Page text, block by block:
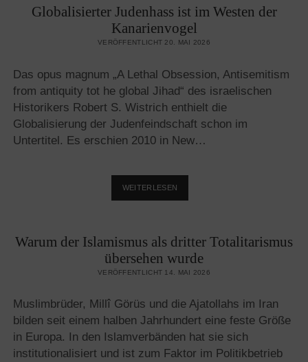
PODCAST
„ZEITREISE“
Globalisierter Judenhass ist im Westen der
Kanarienvogel
VERÖFFENTLICHT 20. MAI 2026
Das opus magnum „A Lethal Obsession, Antisemitism
from antiquity tot he global Jihad“ des israelischen
Historikers Robert S. Wistrich enthielt die
Globalisierung der Judenfeindschaft schon im
Untertitel. Es erschien 2010 in New…
WEITERLESEN
JUDENHASS
WESTEN
KANARIENVOGEL
Warum der Islamismus als dritter Totalitarismus
übersehen wurde
VERÖFFENTLICHT 14. MAI 2026
Muslimbrüder, Millî Görüs und die Ajatollahs im Iran
bilden seit einem halben Jahrhundert eine feste Größe
in Europa. In den Islamverbänden hat sie sich
institutionalisiert und ist zum Faktor im Politikbetrieb